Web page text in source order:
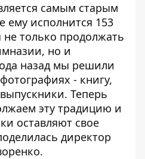
самым старым
ему исполнится 153
только продолжать
но и
назад мы решили
- книгу,
Теперь
эту традицию и
оставляют свое
директор